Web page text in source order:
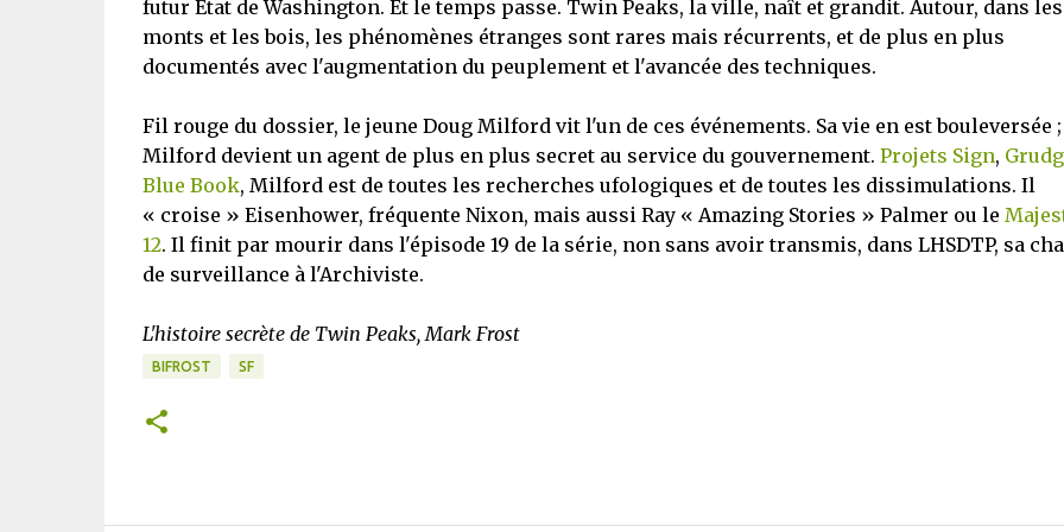
futur Etat de Washington. Et le temps passe. Twin Peaks, la ville, naît et grandit. Autour, dans les
monts et les bois, les phénomènes étranges sont rares mais récurrents, et de plus en plus
documentés avec l'augmentation du peuplement et l'avancée des techniques.
Fil rouge du dossier, le jeune Doug Milford vit l'un de ces événements. Sa vie en est bouleversée ;
Milford devient un agent de plus en plus secret au service du gouvernement. Projets Sign,
Blue Book, Milford est de toutes les recherches ufologiques et de toutes les dissimulations. Il
« croise » Eisenhower, fréquente Nixon, mais aussi Ray « Amazing Stories » Palmer ou le
12. Il finit par mourir dans l'épisode 19 de la série, non sans avoir transmis, dans LHSDTP, sa
de surveillance à l'Archiviste.
L'histoire secrète de Twin Peaks, Mark Frost
BIFROST SF